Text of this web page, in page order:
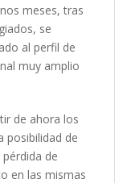
meses, tras
se
al perfil de
muy amplio
de ahora los
posibilidad de
de
en las mismas